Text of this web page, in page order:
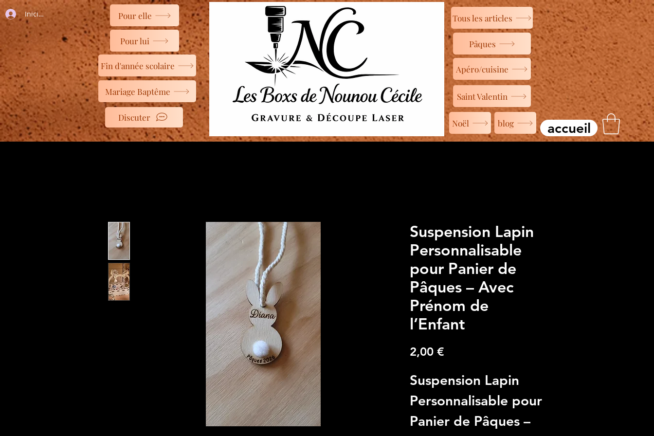
Iniciar sesión Pour elle
Pour lui
Fin d'année scolaire
Mariage Baptême
Discuter
Tous les articles
Pâques
Apéro/cuisine
Saint Valentin
Noël blog accueil
Suspension Lapin
Personnalisable
pour Panier de
Pâques – Avec
Prénom de
l’Enfant
2,00 €
Suspension Lapin
Personnalisable pour
Panier de Pâques –